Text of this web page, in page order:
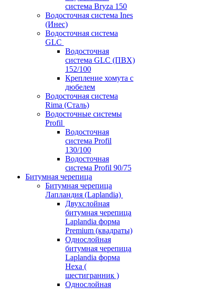
система Bryza 150
Водосточная система Ines
(Инес)
Водосточная система
GLC
Водосточная
система GLC (ПВХ)
152/100
Крепление хомута с
дюбелем
Водосточная система
Rima (Сталь)
Водосточные системы
Profil
Водосточная
система Profil
130/100
Водосточная
система Profil 90/75
Битумная черепица
Битумная черепица
Лапландия (Laplandia)
Двухслойная
битумная черепица
Laplandia форма
Premium (квадраты)
Однослойная
битумная черепица
Laplandia форма
Hexa (
шестигранник )
Однослойная